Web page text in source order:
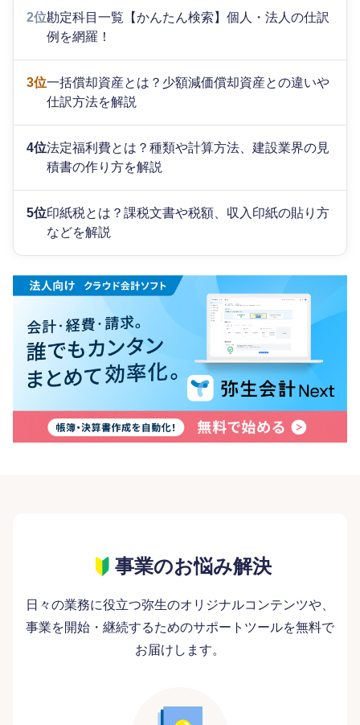
2位勘定科目一覧【かんたん検索】個人・法人の仕訳
例を網羅！
3位一括償却資産とは？少額減価償却資産との違いや
仕訳方法を解説
4位法定福利費とは？種類や計算方法、建設業界の見
積書の作り方を解説
5位印紙税とは？課税文書や税額、収入印紙の貼り方
などを解説
事業のお悩み解決
日々の業務に役立つ弥生のオリジナルコンテンツや、
事業を開始・継続するためのサポートツールを無料で
お届けします。